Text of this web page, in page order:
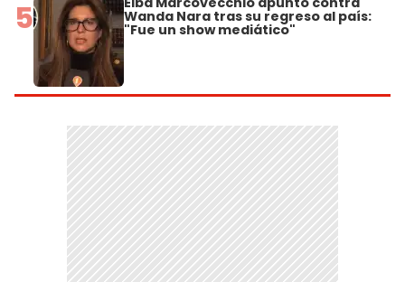
5 Wanda Nara tras su regreso al país:
"Fue un show mediático"